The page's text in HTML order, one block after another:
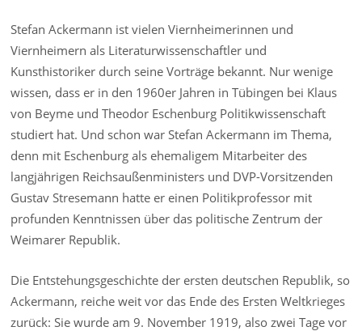
Stefan Ackermann ist vielen Viernheimerinnen und
Viernheimern als Literaturwissenschaftler und
Kunsthistoriker durch seine Vorträge bekannt. Nur wenige
wissen, dass er in den 1960er Jahren in Tübingen bei Klaus
von Beyme und Theodor Eschenburg Politikwissenschaft
studiert hat. Und schon war Stefan Ackermann im Thema,
denn mit Eschenburg als ehemaligem Mitarbeiter des
langjährigen Reichsaußenministers und DVP-Vorsitzenden
Gustav Stresemann hatte er einen Politikprofessor mit
profunden Kenntnissen über das politische Zentrum der
Weimarer Republik.
Die Entstehungsgeschichte der ersten deutschen Republik, so
Ackermann, reiche weit vor das Ende des Ersten Weltkrieges
zurück: Sie wurde am 9. November 1919, also zwei Tage vor